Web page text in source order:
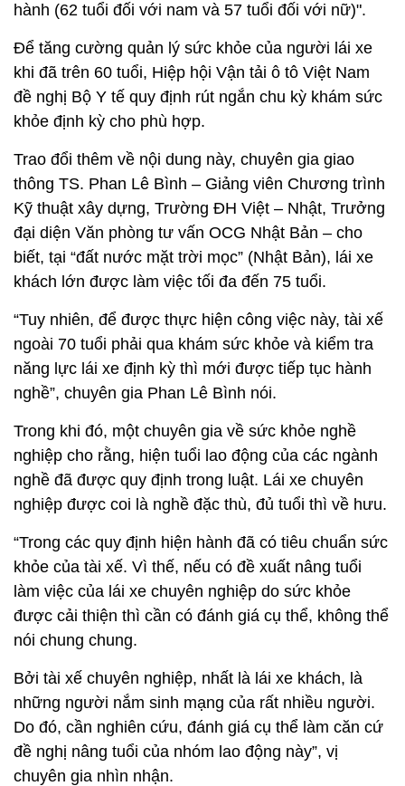
hành (62 tuổi đối với nam và 57 tuổi đối với nữ)".
Để tăng cường quản lý sức khỏe của người lái xe
khi đã trên 60 tuổi, Hiệp hội Vận tải ô tô Việt Nam
đề nghị Bộ Y tế quy định rút ngắn chu kỳ khám sức
khỏe định kỳ cho phù hợp.
Trao đổi thêm về nội dung này, chuyên gia giao
thông TS. Phan Lê Bình – Giảng viên Chương trình
Kỹ thuật xây dựng, Trường ĐH Việt – Nhật, Trưởng
đại diện Văn phòng tư vấn OCG Nhật Bản – cho
biết, tại “đất nước mặt trời mọc” (Nhật Bản), lái xe
khách lớn được làm việc tối đa đến 75 tuổi.
“Tuy nhiên, để được thực hiện công việc này, tài xế
ngoài 70 tuổi phải qua khám sức khỏe và kiểm tra
năng lực lái xe định kỳ thì mới được tiếp tục hành
nghề”, chuyên gia Phan Lê Bình nói.
Trong khi đó, một chuyên gia về sức khỏe nghề
nghiệp cho rằng, hiện tuổi lao động của các ngành
nghề đã được quy định trong luật. Lái xe chuyên
nghiệp được coi là nghề đặc thù, đủ tuổi thì về hưu.
“Trong các quy định hiện hành đã có tiêu chuẩn sức
khỏe của tài xế. Vì thế, nếu có đề xuất nâng tuổi
làm việc của lái xe chuyên nghiệp do sức khỏe
được cải thiện thì cần có đánh giá cụ thể, không thể
nói chung chung.
Bởi tài xế chuyên nghiệp, nhất là lái xe khách, là
những người nắm sinh mạng của rất nhiều người.
Do đó, cần nghiên cứu, đánh giá cụ thể làm căn cứ
đề nghị nâng tuổi của nhóm lao động này”, vị
chuyên gia nhìn nhận.